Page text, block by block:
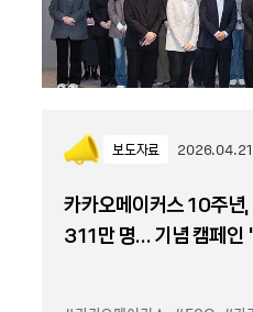
보도자료 2026.04.21
카카오메이커스 10주년
311만 명… 기념 캠페인